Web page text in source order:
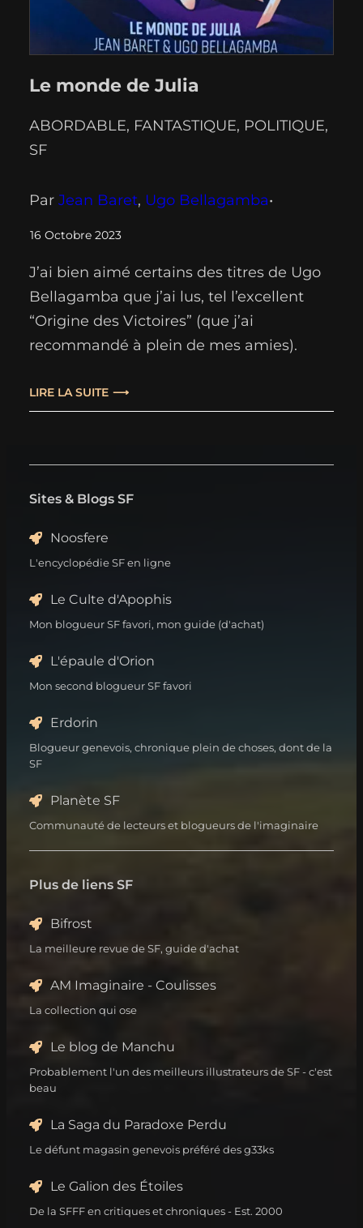
Le monde de Julia
ABORDABLE, FANTASTIQUE, POLITIQUE
SF
Par Jean Baret, Ugo Bellagamba•
16 Octobre 2023
J’ai bien aimé certains des titres de Ugo
Bellagamba que j’ai lus, tel l’excellent
“Origine des Victoires” (que j’ai
recommandé à plein de mes amies).
éditeur sur les réseaux, la sortie
eu…
LIRE LA SUITE
Sites & Blogs SF
Noosfere
L'encyclopédie SF en ligne
Le Culte d'Apophis
Mon blogueur SF favori, mon guide (d'achat)
L'épaule d'Orion
Mon second blogueur SF favori
Erdorin
Blogueur genevois, chronique plein de choses, dont de la
SF
Planète SF
Communauté de lecteurs et blogueurs de l'imaginaire
Plus de liens SF
Bifrost
La meilleure revue de SF, guide d'achat
AM Imaginaire - Coulisses
La collection qui ose
Le blog de Manchu
Probablement l'un des meilleurs illustrateurs de SF - c'est
beau
La Saga du Paradoxe Perdu
Le défunt magasin genevois préféré des g33ks
Le Galion des Étoiles
De la SFFF en critiques et chroniques - Est. 2000